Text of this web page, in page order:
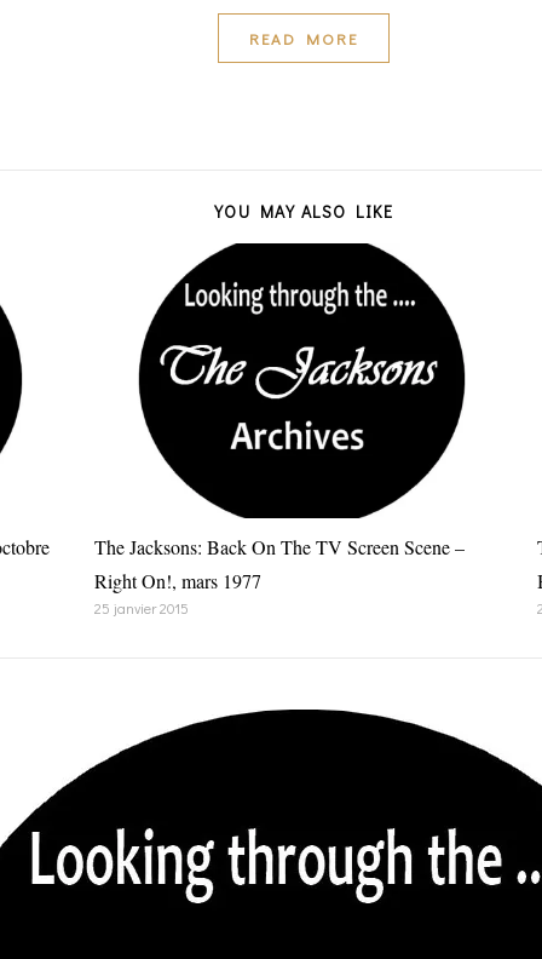
READ MORE
YOU MAY ALSO LIKE
The Jacksons: Back On The TV Screen Scene –
Right On!, mars 1977
25 janvier 2015